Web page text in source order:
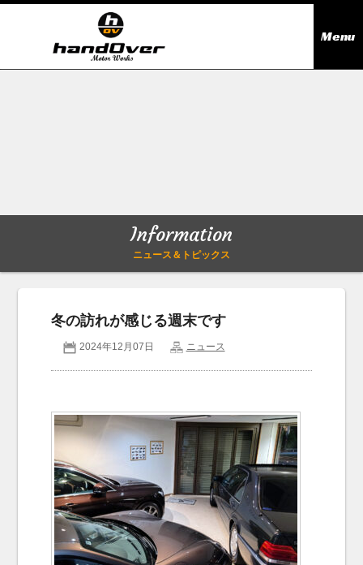
Menu
Company outline
会社概要
アクセス
Information
ニュース＆トピックス
冬の訪れが感じる週末です
2024年12月07日 ニュース